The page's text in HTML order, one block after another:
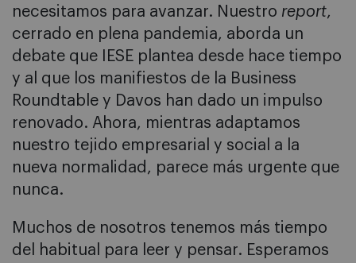
necesitamos para avanzar. Nuestro report,
cerrado en plena pandemia, aborda un
debate que IESE plantea desde hace tiempo
y al que los manifiestos de la Business
Roundtable y Davos han dado un impulso
renovado. Ahora, mientras adaptamos
nuestro tejido empresarial y social a la
nueva normalidad, parece más urgente que
nunca.
Muchos de nosotros tenemos más tiempo
del habitual para leer y pensar. Esperamos